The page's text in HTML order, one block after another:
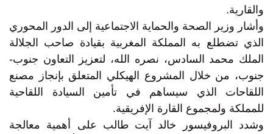
والقارية.
وأشار وزير الصحة والحماية الاجتماعية إلى الدور المحوري
الذي تضطلع به المملكة المغربية بقيادة صاحب الجلالة
الملك محمد السادس، نصره الله، لتعزيز التعاون جنوب-
جنوب، من خلال المشروع الهيكلي المتعلق بإنجاز مصنع
اللقاحات الذي سيساهم في تأمين السيادة اللقاحية
للمملكة ولمجموع القارة الإفريقية.
وشدد البروفيسور خالد آيت طالب على أهمية معالجة